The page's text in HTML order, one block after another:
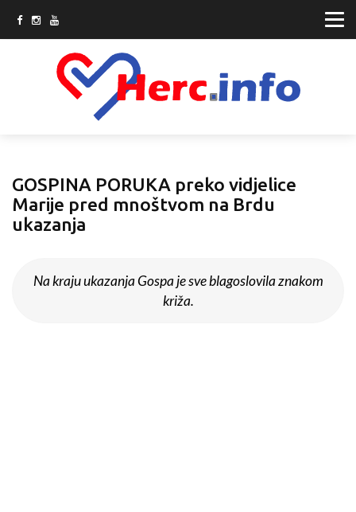
GOSPINA PORUKA preko vidjelice
Marije pred mnoštvom na Brdu
ukazanja
Na kraju ukazanja Gospa je sve blagoslovila znakom
križa.